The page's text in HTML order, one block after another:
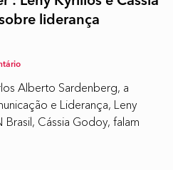
liderança
Alberto Sardenberg, a
e Liderança, Leny
Cássia Godoy, falam